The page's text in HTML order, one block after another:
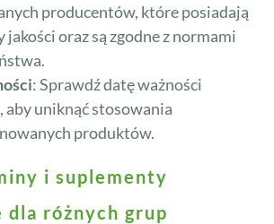
producentów, które posiadają
oraz są zgodne z normami
: Sprawdź datę ważności
aby uniknąć stosowania
produktów.
i suplementy
dla różnych grup